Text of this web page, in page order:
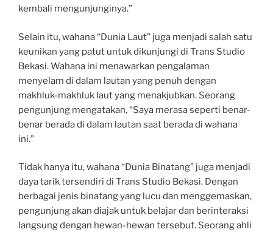
kembali mengunjunginya.”
Selain itu, wahana “Dunia Laut” juga menjadi salah satu
keunikan yang patut untuk dikunjungi di Trans Studio
Bekasi. Wahana ini menawarkan pengalaman
menyelam di dalam lautan yang penuh dengan
makhluk-makhluk laut yang menakjubkan. Seorang
pengunjung mengatakan, “Saya merasa seperti benar-
benar berada di dalam lautan saat berada di wahana
ini.”
Tidak hanya itu, wahana “Dunia Binatang” juga menjadi
daya tarik tersendiri di Trans Studio Bekasi. Dengan
berbagai jenis binatang yang lucu dan menggemaskan,
pengunjung akan diajak untuk belajar dan berinteraksi
langsung dengan hewan-hewan tersebut. Seorang ahli